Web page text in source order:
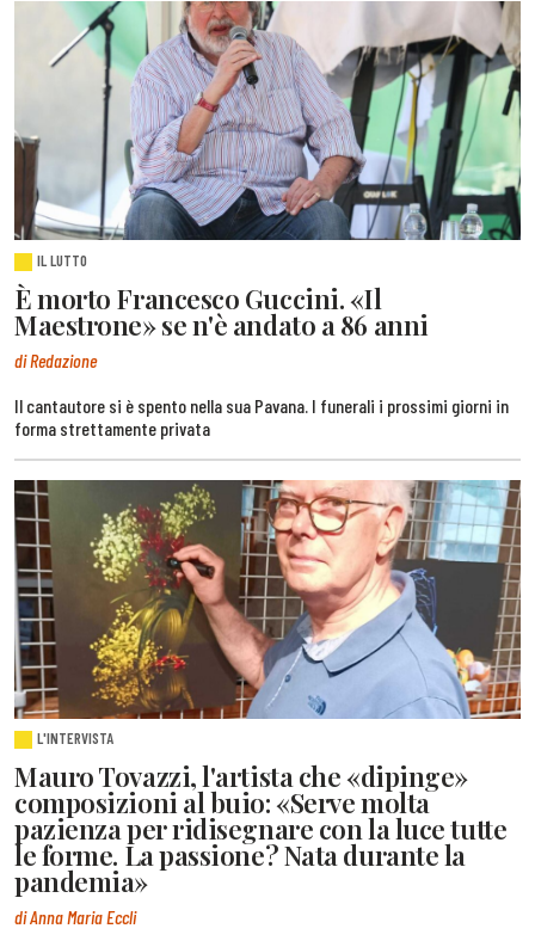
IL LUTTO
È morto Francesco Guccini. «Il
Maestrone» se n'è andato a 86 anni
di Redazione
Il cantautore si è spento nella sua Pavana. I funerali i prossimi giorni in
forma strettamente privata
L'INTERVISTA
Mauro Tovazzi, l'artista che «dipinge»
composizioni al buio: «Serve molta
pazienza per ridisegnare con la luce tutte
le forme. La passione? Nata durante la
pandemia»
di Anna Maria Eccli